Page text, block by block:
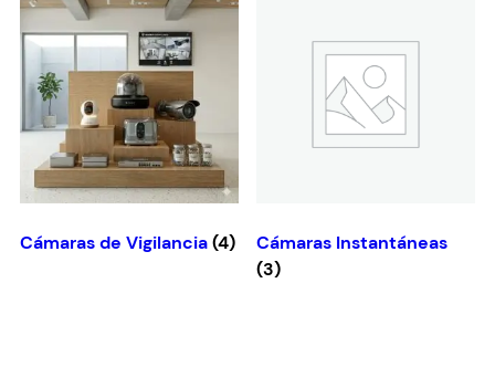
Cámaras de Vigilancia(4)
Cámaras Instantáneas
(3)